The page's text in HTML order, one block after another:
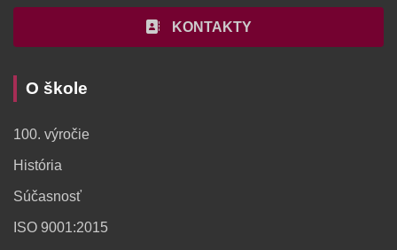
KONTAKTY
O škole
100. výročie
História
Súčasnosť
ISO 9001:2015